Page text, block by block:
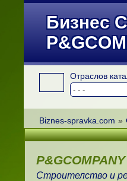
Бизнес
Отраслов
Biznes-spravka.com »
P&GCOMPANY
Строителство и